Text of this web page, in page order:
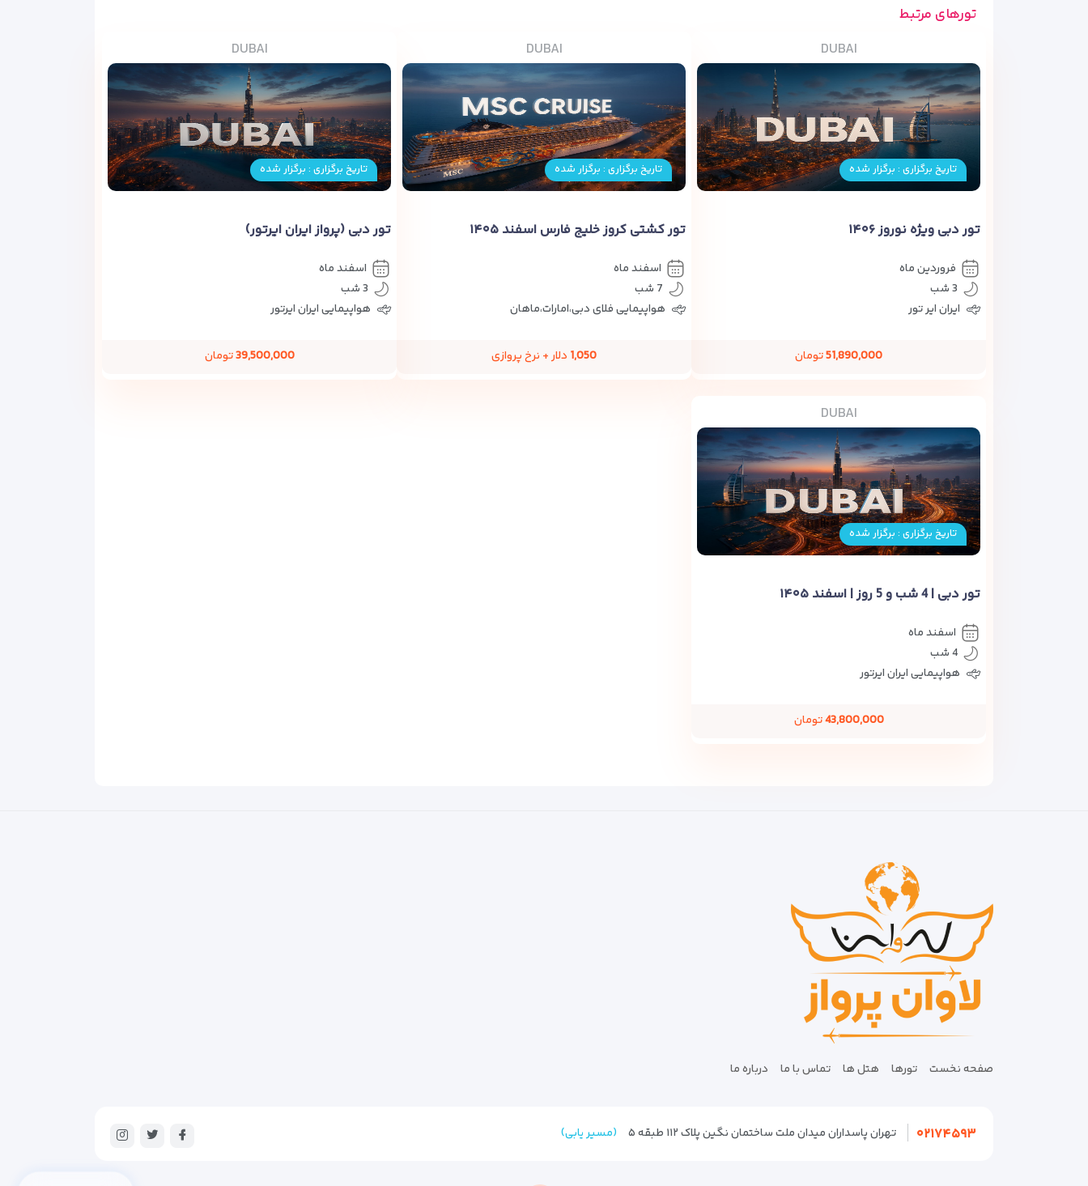
تورهای مرتبط
DUBAI
تاریخ برگزاری : برگزار شده
تور دبی ویژه نوروز ۱۴۰۶
فروردین ماه
3 شب
ایران ایر تور
51,890,000تومان
DUBAI
تاریخ برگزاری : برگزار شده
تور کشتی کروز خلیج فارس اسفند ۱۴۰۵
اسفند ماه
7 شب
هواپیمایی فلای دبی،امارات،ماهان
1,050 دلار + نرخ پروازی
DUBAI
تاریخ برگزاری : برگزار شده
تور دبی (پرواز ایران ایرتور)
اسفند ماه
3 شب
هواپیمایی ایران ایرتور
39,500,000تومان
DUBAI
تاریخ برگزاری : برگزار شده
تور دبی | 4 شب و 5 روز | اسفند ۱۴۰۵
اسفند ماه
4 شب
هواپیمایی ایران ایرتور
43,800,000تومان
صفحه نخست تورها هتل ها تماس با ما درباره ما
۰۲۱۷۴۵۹۳ تهران پاسداران میدان ملت ساختمان نگین پلاک ۱۱۲ طبقه ۵ (مسیر یابی)